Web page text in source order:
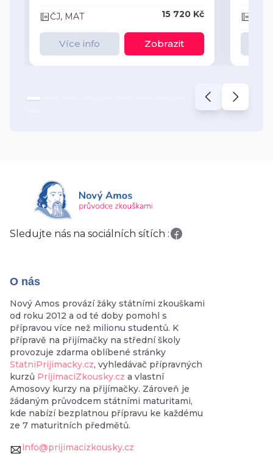
ČJ, MAT 15 720 Kč
Více info Zobrazit
Sledujte nás na sociálních sítích :
O nás
Nový Amos provází žáky státními zkouškami
od roku 2012 a od té doby pomohl s
přípravou více než milionu studentů. K
přípravě na přijímačky na střední školy
provozuje zdarma oblíbené stránky
StatniPrijimacky.cz, vyhledávač přípravných
kurzů PrijimaciZkousky.cz a vlastní
Amosovy kurzy na přijímačky. Zároveň je
žádaným průvodcem státními maturitami,
kde nabízí bezplatnou přípravu ke každému
ze 7 maturitních předmětů.
info@prijimacizkousky.cz